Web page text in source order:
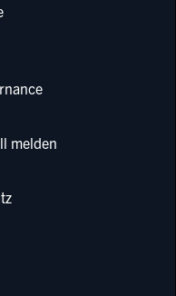
melden